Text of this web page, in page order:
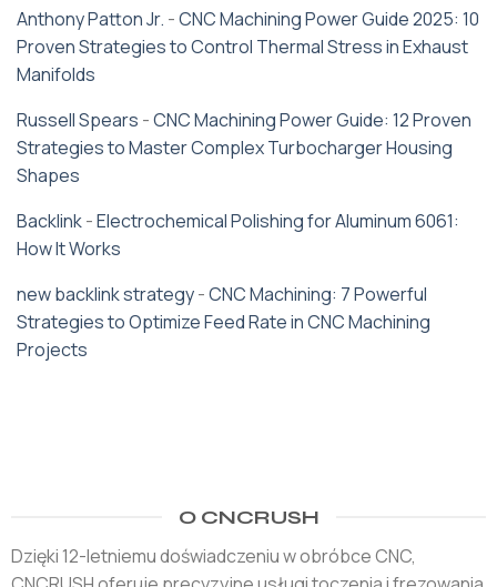
Anthony Patton Jr. -CNC Machining Power Guide 2025: 10
Proven Strategies to Control Thermal Stress in Exhaust
Manifolds
Russell Spears -CNC Machining Power Guide: 12 Proven
Strategies to Master Complex Turbocharger Housing
Shapes
Backlink-Electrochemical Polishing for Aluminum 6061:
How It Works
new backlink strategy-CNC Machining: 7 Powerful
Strategies to Optimize Feed Rate in CNC Machining
Projects
O CNCRUSH
Dzięki 12-letniemu doświadczeniu w obróbce CNC,